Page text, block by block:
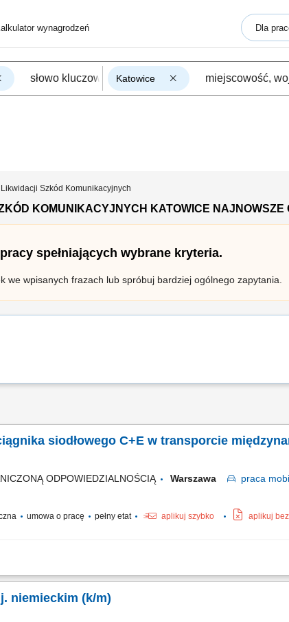
wynagrodzeń Dla
Katowice
Szkód Komunikacyjnych
KOMUNIKACYJNYCH KATOWICE NAJNOWSZE
spełniających wybrane kryteria.
we wpisanych frazach lub spróbuj bardziej ogólnego zapytania.
siodłowego C+E w transporcie
ODPOWIEDZIALNOŚCIĄ Warszawa praca
umowa o pracę pełny etat aplikuj szybko aplikuj
ciągnikiem siodłowym z naczepą na trasach między Polską a
niemieckim (k/m)